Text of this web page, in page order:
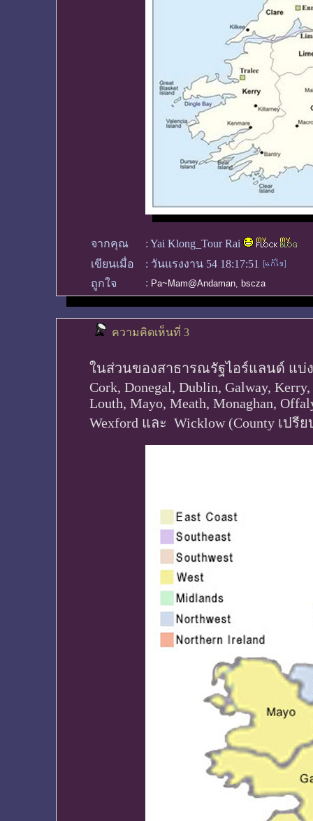
จากคุณ : Yai Klong_Tour Rai
เขียนเมื่อ
: วันแรงงาน 54 18:17:51
ถูกใจ
: Pa~Mam@Andaman, bscza
ความคิดเห็นที่ 3
ในส่วนของสาธารณรัฐไอร์แลนด์ แบ่ง
Cork, Donegal, Dublin, Galway,
Louth, Mayo, Meath, Monaghan,
Wexford และ Wicklow (County เปรี